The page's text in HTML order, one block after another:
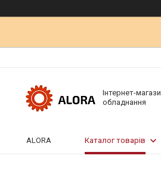
Інтернет-
обладнання
ALORA Каталог товарів